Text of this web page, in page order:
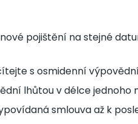
pojištění na stejné
s osmidenní
lhůtou v délce jednoho
smlouva až k